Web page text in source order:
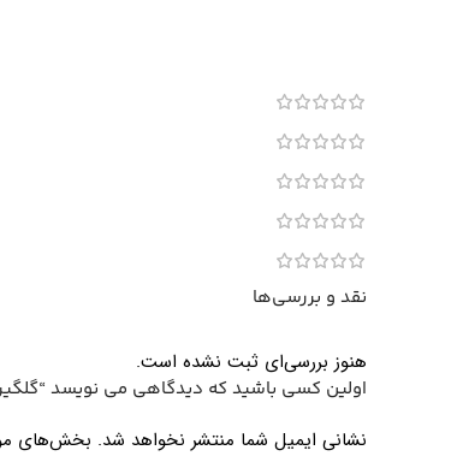
نقد و بررسی‌ها
هنوز بررسی‌ای ثبت نشده است.
اولین کسی باشید که دیدگاهی می نویسد
نشانی ایمیل شما منتشر نخواهد شد. بخش‌های